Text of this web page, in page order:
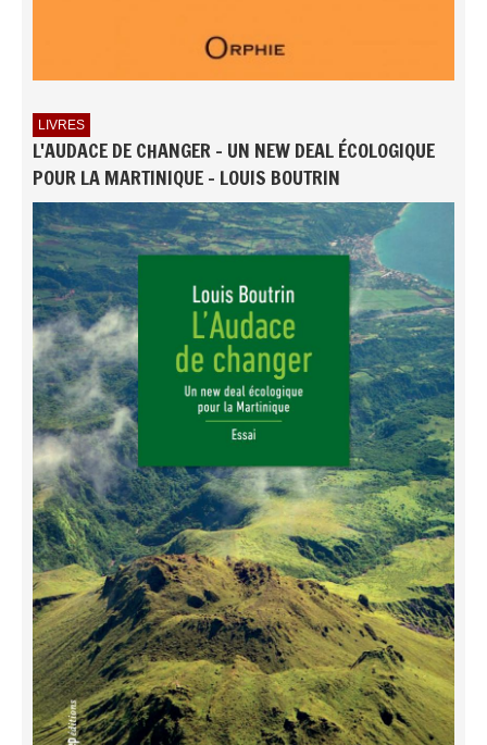
LIVRES
L'AUDACE DE CHANGER - UN NEW DEAL ÉCOLOGIQUE
POUR LA MARTINIQUE - LOUIS BOUTRIN